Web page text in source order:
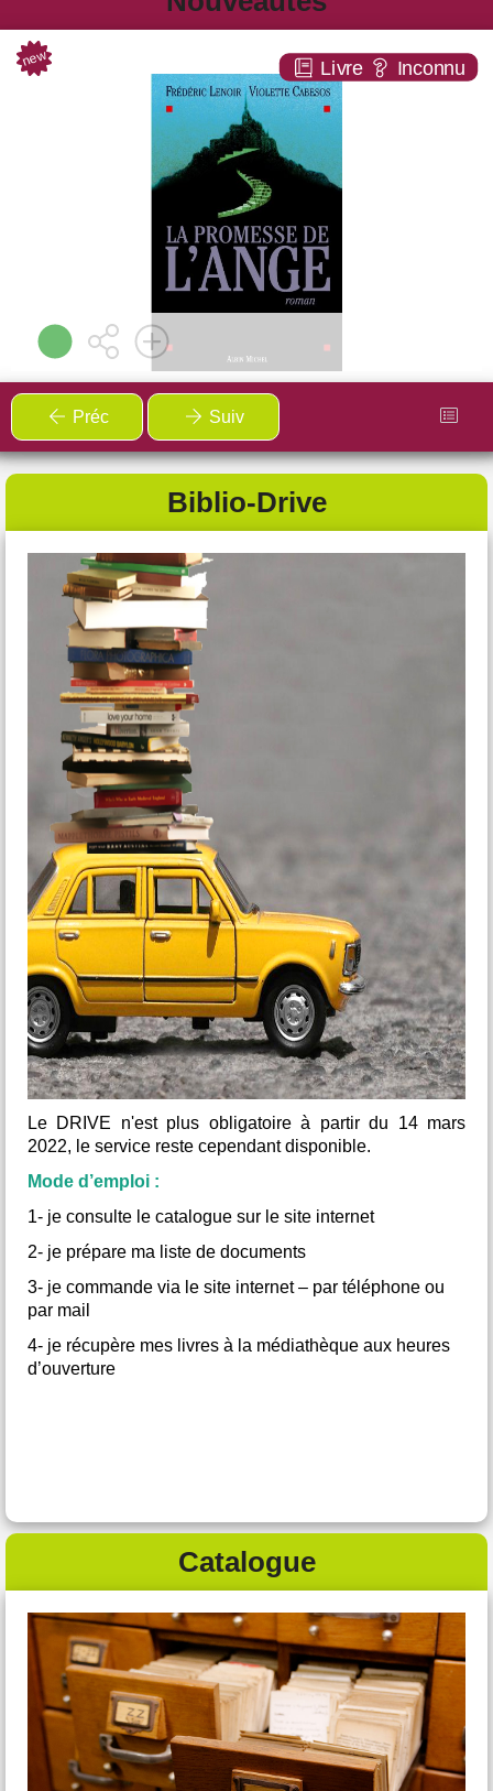
Cours de Japonais
A partir du lundi 2 mars
Salle sous la mairie - Fondamente
Envie de prolonger le voyage après l’expo
?
L’exposition vous a donné le goût du Japon ? Bonne
nouvelle !
À la suite de cet événement, l'AFR du Canton de Cornus
proposedes cours de japonais tous les lundis de 18h30
dans la salle sous la mairie à Fondamente. Une
belle occasion de continuer l’aventure, de découvrir les
bases de la langue et de plonger un peu plus dans la
culture japonaise - le tout dans une ambiance conviviale et
accessible à tous.
Renseignement au 06.87.43.24.70
OUVERT à TOUS
Livre Inconnu
new La promesse de l'ange
ROMAN
Frédéric LENOIR
Albin michel ( Paris - 2004 )
Plus d'infos
Préc Suiv
Biblio-Drive
Le DRIVE n'est plus obligatoire à partir du 14 mars
2022, le service reste cependant disponible.
Mode d’emploi :
1- je consulte le catalogue sur le site internet
2- je prépare ma liste de documents
3- je commande via le site internet – par téléphone ou
par mail
4- je récupère mes livres à la médiathèque aux heures
d’ouverture
Catalogue